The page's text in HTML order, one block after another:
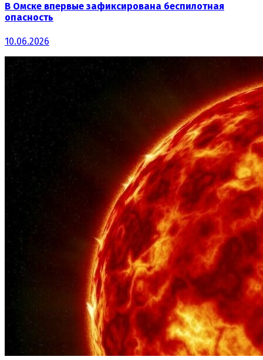
В Омске впервые зафиксирована беспилотная
опасность
10.06.2026